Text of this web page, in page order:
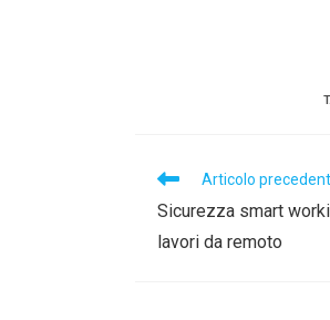
Articolo
Sicurezza smart
lavori da remoto